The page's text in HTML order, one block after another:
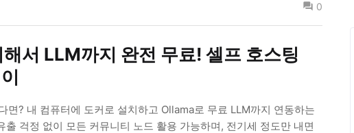
0
서 LLM까지 완전 무료! 셀프 호스팅
면? 내 컴퓨터에 도커로 설치하고 Ollama로 무료 LLM까지 연동하는
출 걱정 없이 모든 커뮤니티 노드 활용 가능하며, 전기세 정도만 내면